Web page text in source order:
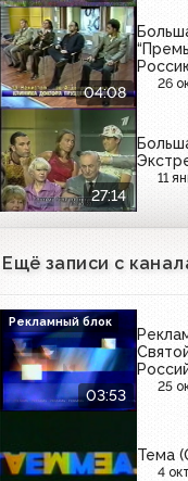
VHSRip. Кассету
04:08
26
27:14
11
Ещё записи с
03:53
25
Рекламный блок
Тема
4